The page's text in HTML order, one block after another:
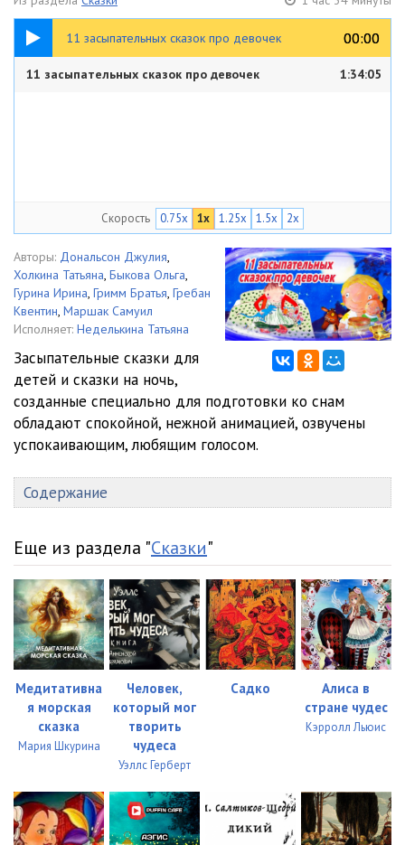
11 засыпательных сказок про девочек 00:00
00:00
1:34:05
11 засыпательных сказок про девочек 1:34:05
Скорость 0.75x 1x 1.25x 1.5x 2x
Авторы: Дональсон Джулия,
Холкина Татьяна, Быкова Ольга,
Гурина Ирина, Гримм Братья, Гребан
Квентин, Маршак Самуил
Исполняет: Неделькина Татьяна
Засыпательные сказки для
детей и сказки на ночь,
созданные специально для подготовки ко снам
обладают спокойной, нежной анимацией, озвучены
успокаивающим, любящим голосом.
Содержание
Еще из раздела "Сказки"
Медитативна
я морская
сказка
Мария Шкурина
Человек,
который мог
творить
чудеса
Уэллс Герберт
Садко
Алиса в
стране чудес
Кэрролл Льюис